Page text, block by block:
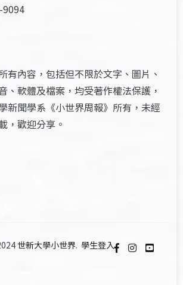
9094
有內容，包括但不限於文字、圖片、
、軟體及檔案，均受著作權法保護，
新聞學系《小世界周報》所有，未經
，歡迎分享。
世新大學小世界. 學生登入